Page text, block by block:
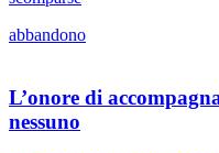
abbandono
L’onore di
nessuno